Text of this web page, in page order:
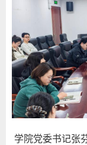
学院党委书记张